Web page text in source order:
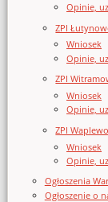
Opinie,
ZPI
Wniosek
Opinie,
ZPI
Wniosek
Opinie,
ZPI
Wniosek
Opinie,
Ogłoszenia
Ogłoszenie o